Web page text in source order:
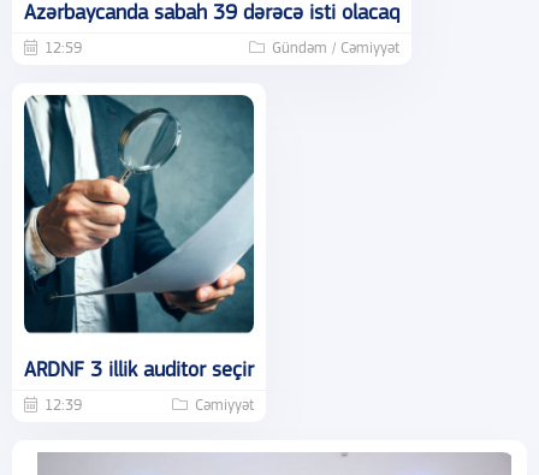
Azərbaycanda sabah 39 dərəcə isti olacaq
12:59 Gündəm / Cəmiyyət
ARDNF 3 illik auditor seçir
12:39 Cəmiyyət